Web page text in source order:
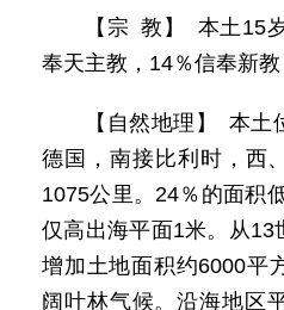
【宗 教】 本土15
奉天主教，14％信奉新教
【自然地理】 本土
德国，南接比利时，西
1075公里。24％的面积
仅高出海平面1米。从13
增加土地面积约6000平
阔叶林气候。沿海地区